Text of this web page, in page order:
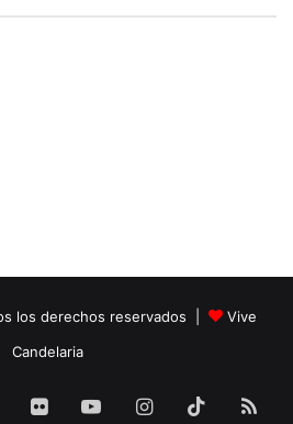
los derechos reservados |
Vive
Candelaria
Flickr YouTubeInstagram
TikTok